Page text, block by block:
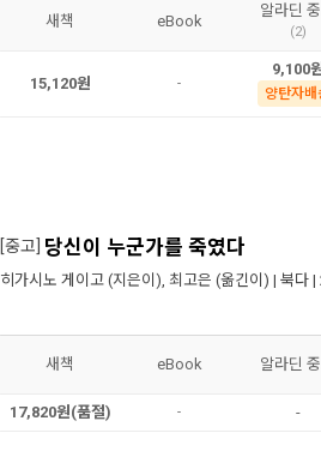
새책 eBook
알라딘
(2)
15,120원 -
9,100
양탄자배
[중고] 당신이 누군가를 죽였다
히가시노 게이고 (지은이), 최고은 (옮긴이) | 북다 |
새책 eBook 알라딘
17,820원(품절) - -